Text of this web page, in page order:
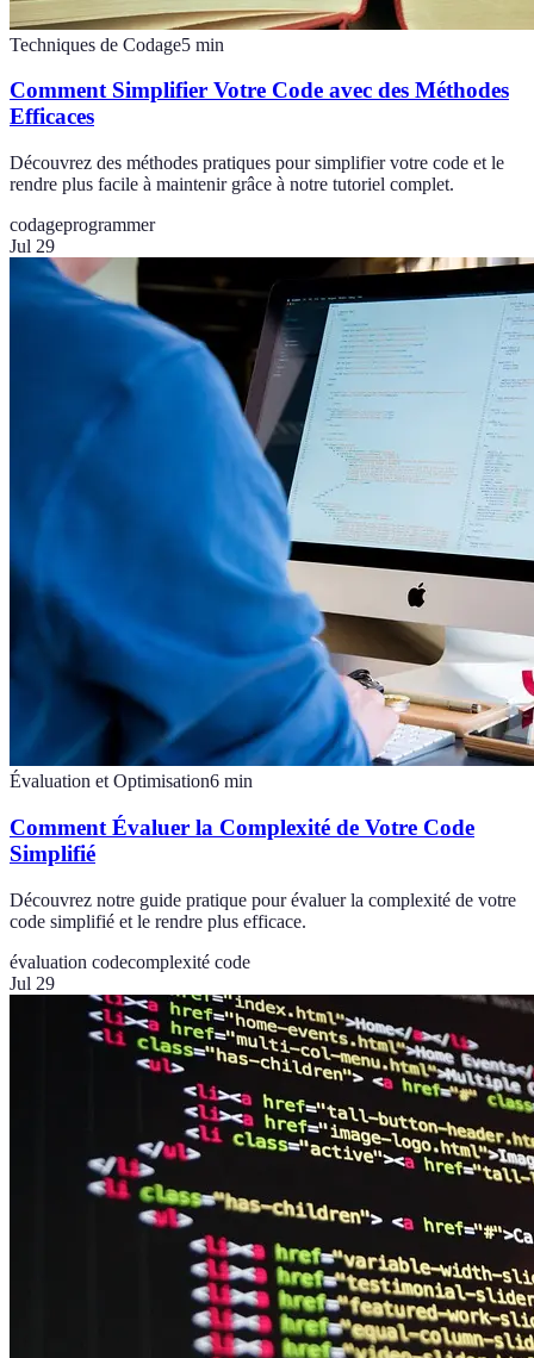
Techniques de Codage5 min
Comment Simplifier Votre Code avec des Méthodes
Efficaces
Découvrez des méthodes pratiques pour simplifier votre code et le
rendre plus facile à maintenir grâce à notre tutoriel complet.
codageprogrammer
Jul 29
Évaluation et Optimisation6 min
Comment Évaluer la Complexité de Votre Code
Simplifié
Découvrez notre guide pratique pour évaluer la complexité de votre
code simplifié et le rendre plus efficace.
évaluation codecomplexité code
Jul 29